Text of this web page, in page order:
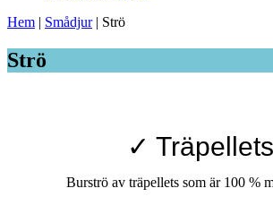
Hem | Smådjur| Strö
Strö
✓ Träpellets
Burströ av träpellets som är 100 %